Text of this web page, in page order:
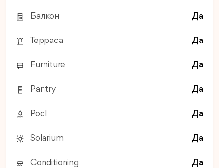
Балкон Да
Терраса Да
Furniture Да
Pantry Да
Pool Да
Solarium Да
Conditioning Да